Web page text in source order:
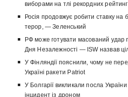
виборами на тлі рекордних
Росія продовжує робити ставку на
терор, — Зеленський
РФ може готувати масований удар
Дня Незалежності — ISW назвав
У Фінляндії пояснили, чому не
Україні ракети Patriot
У Болгарії викликали посла
інцидент із дроном